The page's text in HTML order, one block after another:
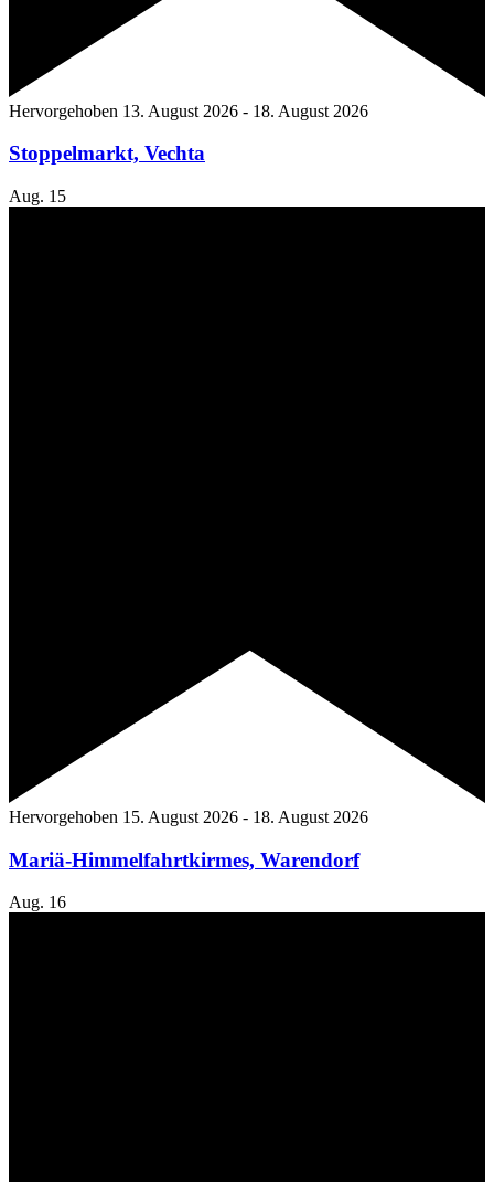
Hervorgehoben 13. August 2026 - 18. August 2026
Stoppelmarkt, Vechta
Aug. 15
Hervorgehoben 15. August 2026 - 18. August 2026
Mariä-Himmelfahrtkirmes, Warendorf
Aug. 16